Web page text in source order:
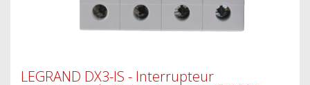
LEGRAND DX3-IS - Interrupteur